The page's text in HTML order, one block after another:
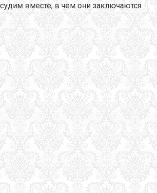
вместе, в чем они заключаются.